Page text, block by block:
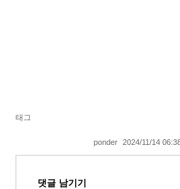
태그
ponder 2024/11/14
댓글 남기기